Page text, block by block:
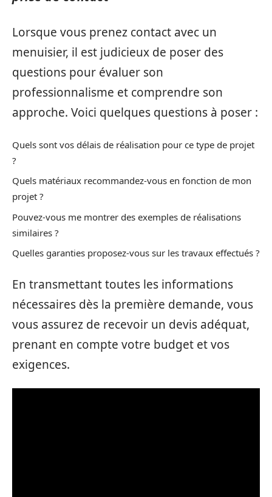
Lorsque vous prenez contact avec un
menuisier, il est judicieux de poser des
questions pour évaluer son
professionnalisme et comprendre son
approche. Voici quelques questions à poser :
Quels sont vos délais de réalisation pour ce type de projet
?
Quels matériaux recommandez-vous en fonction de mon
projet ?
Pouvez-vous me montrer des exemples de réalisations
similaires ?
Quelles garanties proposez-vous sur les travaux effectués ?
En transmettant toutes les informations
nécessaires dès la première demande, vous
vous assurez de recevoir un devis adéquat,
prenant en compte votre budget et vos
exigences.